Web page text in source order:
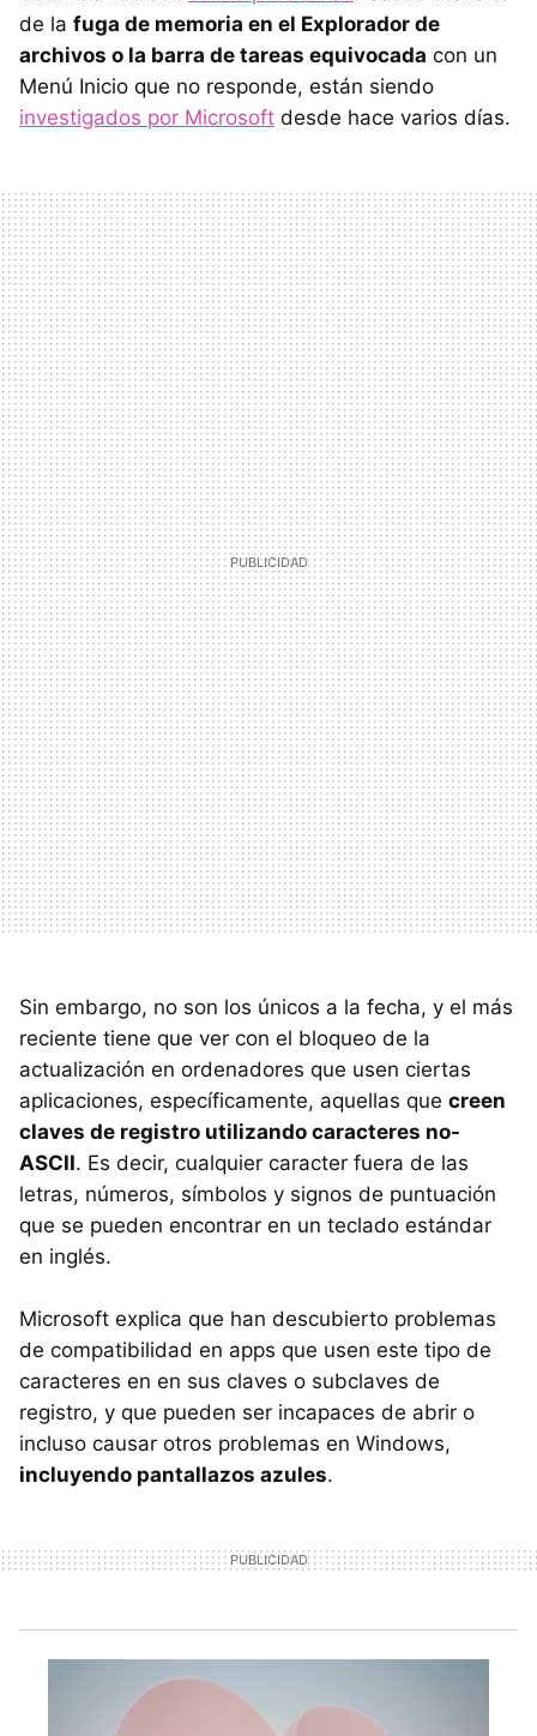
de la fuga de memoria en el Explorador de
archivos o la barra de tareas equivocada con un
Menú Inicio que no responde, están siendo
investigados por Microsoft desde hace varios días.
Sin embargo, no son los únicos a la fecha, y el más
reciente tiene que ver con el bloqueo de la
actualización en ordenadores que usen ciertas
aplicaciones, específicamente, aquellas que creen
claves de registro utilizando caracteres no-
ASCII. Es decir, cualquier caracter fuera de las
letras, números, símbolos y signos de puntuación
que se pueden encontrar en un teclado estándar
en inglés.
Microsoft explica que han descubierto problemas
de compatibilidad en apps que usen este tipo de
caracteres en en sus claves o subclaves de
registro, y que pueden ser incapaces de abrir o
incluso causar otros problemas en Windows,
incluyendo pantallazos azules.